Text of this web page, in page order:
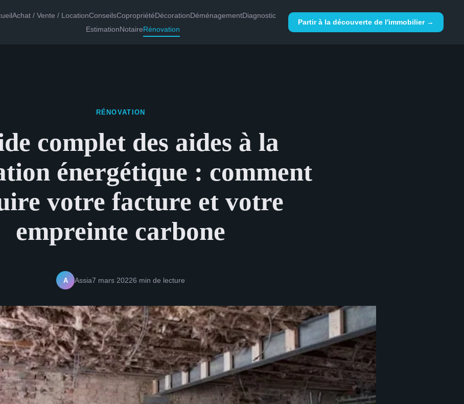
Achat / Vente / LocationConseilsCopropriétéDécorationDéménagementDiagnostic
EstimationNotaireRénovation
Partir à la découverte de l'immobilier →
RÉNOVATION
complet des aides à la
énergétique : comment
votre facture et votre
empreinte carbone
A Assia7 mars 20226 min de lecture